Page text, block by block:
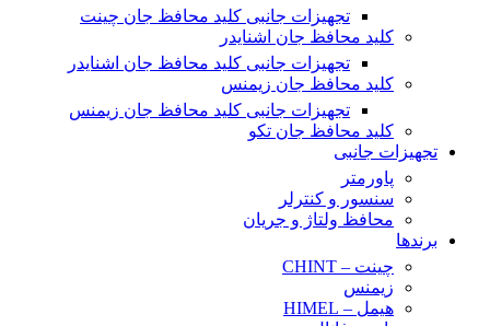
تجهیزات جانبی کلید محافظ جان چینت
کلید محافظ جان اشنایدر
تجهیزات جانبی کلید محافظ جان اشنایدر
کلید محافظ جان زیمنس
تجهیزات جانبی کلید محافظ جان زیمنس
کلید محافظ جان تکو
تجهیزات جانبی
پاورمتر
سنسور و کنترلر
محافظ ولتاژ و‌ جریان
برندها
چینت – CHINT
زیمنس
هیمل – HIMEL